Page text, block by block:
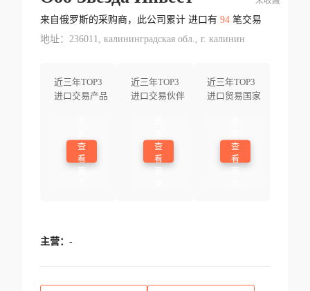
来自俄罗斯的采购商，此公司累计 进口有 94笔交易
地址：236011, калининградская обл., г. калинин
近三年TOP3
进口交易产品
查
看
近三年TOP3
进口交易伙伴
查
看
近三年TOP3
进口贸易国家
查
看
主营： -